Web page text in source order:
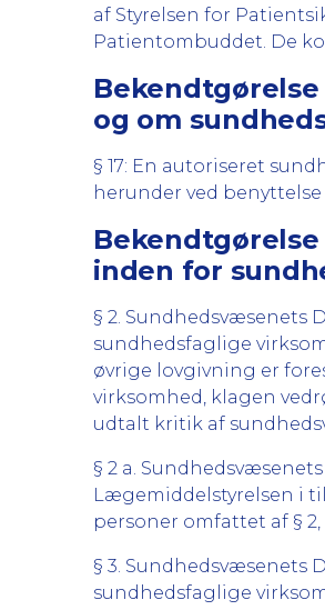
af Styrelsen for
Patientombuddet. De
Bekendtgørelse
og om
§ 17: En autoriseret
herunder ved
Bekendtgørelse
inden for
§ 2. Sundhedsvæsenets
sundhedsfaglige
øvrige lovgivning er
virksomhed, klagen
udtalt kritik af
§ 2 a.
Lægemiddelstyrelsen i
personer omfattet af § 2,
§ 3. Sundhedsvæsenets
sundhedsfaglige